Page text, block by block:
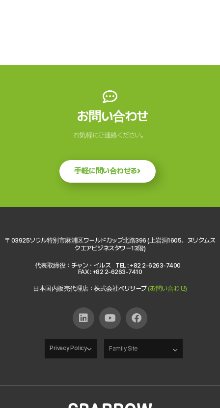
お問い合わせ
お気軽にご連絡ください。
手軽に問い合わせる
〒03925ソウル特別市麻浦区ワールドカップ北路396 (上岩洞1605、ヌリクムス
クエアビジネスタワー13階)
代表取締役：チャン・イルス
TEL : +82 2-6263-7400
FAX : +82 2-6263-7410
日本国内販売代理店：株式会社ベリサーブ(お問い合わせ)
Privacy Policy Family Site